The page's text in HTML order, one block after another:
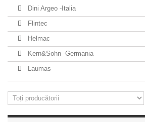
Dini Argeo -Italia
Flintec
Helmac
Kern&Sohn -Germania
Laumas